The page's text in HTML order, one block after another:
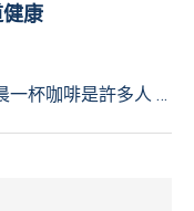
康
一杯咖啡是許多人 …